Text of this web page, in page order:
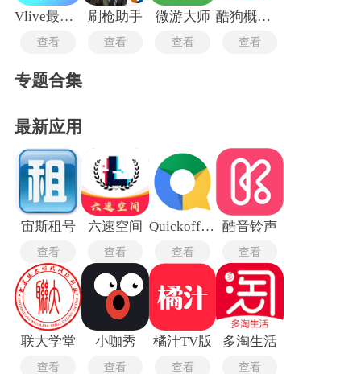
Vlive最新版
查看
刷枪助手
查看
微游大师
查看
酷狗概念版2.5.5
查看
专题合集
最新应用
宙斯租号
查看
六速空间
查看
Quickoffice Pro最新版
查看
酷音铃声
查看
联大学堂
查看
小咖秀
查看
橘汁TV版
查看
多淘生活
查看